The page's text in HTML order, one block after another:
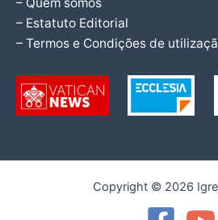
– Estatuto Editorial
– Termos e Condições de
Copyright © 2026